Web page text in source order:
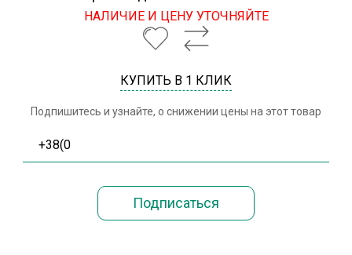
НАЛИЧИЕ И ЦЕНУ УТОЧНЯЙТЕ
КУПИТЬ В 1 КЛИК
Подпишитесь и узнайте, о снижении цены на этот товар